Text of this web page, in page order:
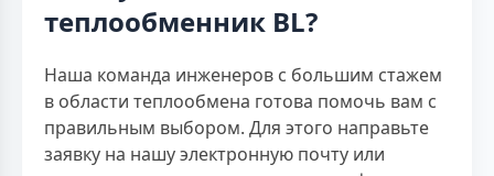
теплообменник BL?
Наша команда инженеров с большим стажем
в области теплообмена готова помочь вам с
правильным выбором. Для этого направьте
заявку на нашу электронную почту или